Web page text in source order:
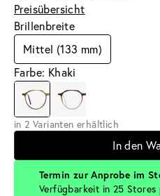
Preisübersicht
Brillenbreite
Mittel (133 mm)
Farbe: Khaki
in 2 Varianten erhältlich
In den
Termin zur Anprobe im
Verfügbarkeit in 25 Stores